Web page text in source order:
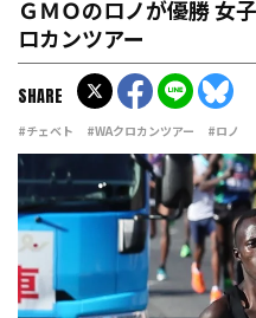
ＧＭＯのロノが優勝 女
ロカンツアー
#チェベト #WAクロカンツアー #ロノ
SHARE